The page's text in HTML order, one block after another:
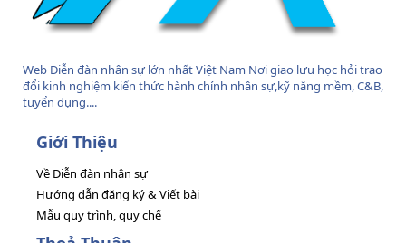
Web Diễn đàn nhân sự lớn nhất Việt Nam Nơi giao lưu học hỏi trao
đổi kinh nghiệm kiến thức hành chính nhân sự,kỹ năng mềm, C&B,
tuyển dụng....
Giới Thiệu
Về Diễn đàn nhân sự
Hướng dẫn đăng ký & Viết bài
Mẫu quy trình, quy chế